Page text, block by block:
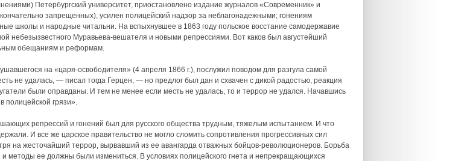
Петербургский университет, приостановлено издание журналов «Современник» и
запрещенных), усилен полицейский надзор за неблагонадежными; гонениям
школы и народные читальни. На вспыхнувшее в 1863 году польское восстание самодержавие
небезызвестного Муравьева-вешателя и новыми репрессиями. Вот каков был августейший
обещаниям и реформам.
на «царя-освободителя» (4 апреля 1866 г.), послужил поводом для разгула самой
не удалась, — писал тогда Герцен, — но предлог был дан и схвачен с дикой радостью, реакция
были оправданы. И тем не менее если месть не удалась, то и террор не удался. Начавшись
полицейской грязи».
репрессий и гонений был для русского общества трудным, тяжелым испытанием. И что
И все же царское правительство не могло сломить сопротивления прогрессивных сил
на жесточайший террор, вырвавший из ее авангарда отважных бойцов-революционеров. Борьба
методы ее должны были измениться. В условиях полицейского гнета и непрекращающихся